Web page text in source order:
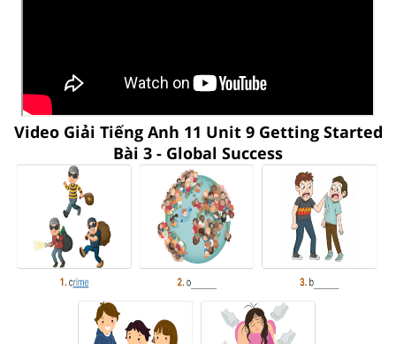
Video Giải Tiếng Anh 11 Unit 9 Getting Started
Bài 3 - Global Success